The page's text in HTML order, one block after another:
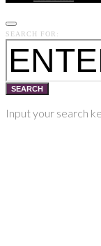
SEARCH FOR:
SEARCH
Input your search